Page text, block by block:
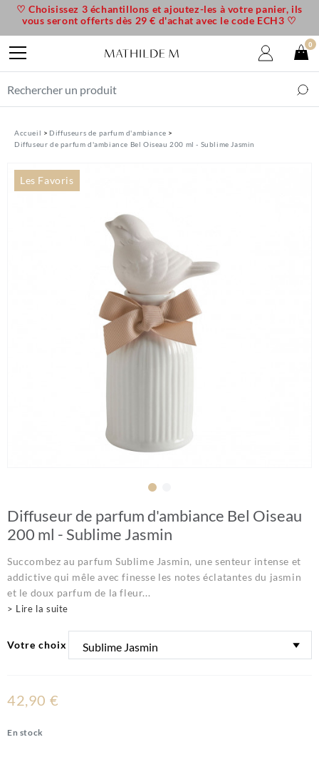
Accueil
Diffuseurs de parfum d'ambiance
Diffuseur de parfum d'ambiance Bel Oiseau 200 ml - Sublime Jasmin
Les Favoris
Diffuseur de parfum d'ambiance Bel Oiseau
200 ml - Sublime Jasmin
Succombez au parfum Sublime Jasmin, une senteur intense et
addictive qui mêle avec finesse les notes éclatantes du jasmin
et le doux parfum de la fleur...
> Lire la suite
Votre choix
42,90 €
En stock
♡ Choisissez 3 échantillons et ajoutez-les à votre panier, ils
vous seront offerts dès 29 € d'achat avec le code ECH3 ♡
0